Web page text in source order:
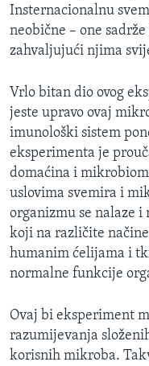
Insternacionalnu
neobične – one
zahvaljujući njima
Vrlo bitan dio ovog
jeste upravo ovaj
imunološki sistem
eksperimenta je
domaćina i
uslovima svemira i
organizmu se nalaze
koji na različite
humanim ćelijama i
normalne funkcije
Ovaj bi eksperiment
razumijevanja
korisnih mikroba.